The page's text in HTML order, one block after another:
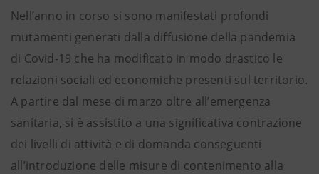
Nell’anno in corso si sono manifestati profondi
mutamenti generati dalla diffusione della pandemia
di Covid-19 che ha modificato in modo drastico le
relazioni sociali ed economiche presenti sul territorio.
A partire dal mese di marzo oltre all’emergenza
sanitaria, si è assistito a una significativa contrazione
dei livelli di attività e di domanda conseguenti
all’introduzione delle misure di contenimento alla